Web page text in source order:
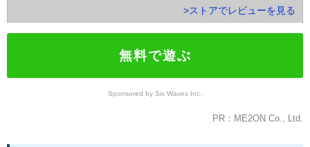
>ストアでレビューを見る
無料で遊ぶ
Sponsored by Six Waves Inc.
PR：ME2ON Co., Ltd.